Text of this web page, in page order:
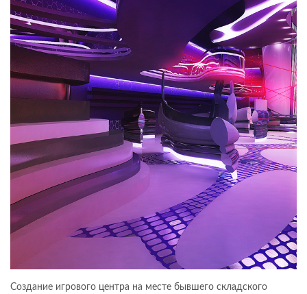
Создание игрового центра на месте бывшего складского